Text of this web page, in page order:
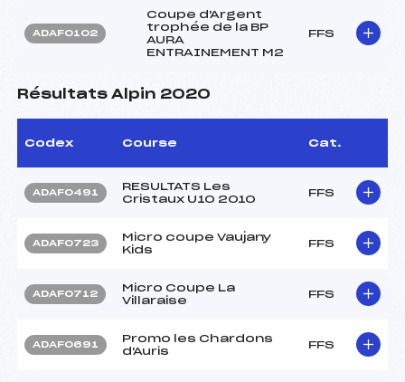
ADAF0102
Coupe d'Argent
trophée de la BP
AURA
ENTRAINEMENT M2
FFS
Résultats Alpin 2020
Codex Course Cat.
ADAF0491
RESULTATS Les
Cristaux U10 2010
FFS
ADAF0723
Micro coupe Vaujany
Kids
FFS
ADAF0712
Micro Coupe La
Villaraise
FFS
ADAF0691
Promo les Chardons
d'Auris
FFS